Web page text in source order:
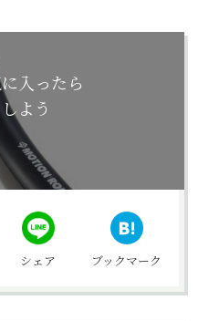
入ったら
よう
シェア ブックマーク